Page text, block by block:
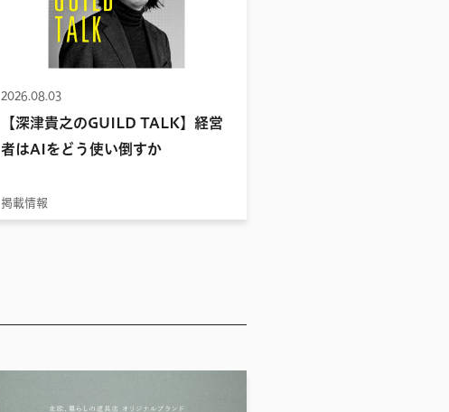
2026.08.03
【深津貴之のGUILD TALK】経営
者はAIをどう使い倒すか
掲載情報